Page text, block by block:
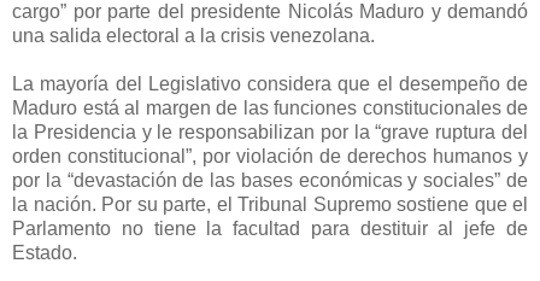
cargo” por parte del presidente Nicolás Maduro y demandó
una salida electoral a la crisis venezolana.
La mayoría del Legislativo considera que el desempeño de
Maduro está al margen de las funciones constitucionales de
la Presidencia y le responsabilizan por la “grave ruptura del
orden constitucional”, por violación de derechos humanos y
por la “devastación de las bases económicas y sociales” de
la nación. Por su parte, el Tribunal Supremo sostiene que el
Parlamento no tiene la facultad para destituir al jefe de
Estado.